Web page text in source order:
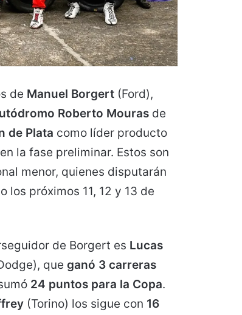
de Manuel Borgert (Ford),
Roberto Mouras de
de Plata como líder producto
en la fase preliminar. Estos son
menor, quienes disputarán
próximos 11, 12 y 13 de
de Borgert es Lucas
que ganó 3 carreras
24 puntos para la Copa.
(Torino) los sigue con 16